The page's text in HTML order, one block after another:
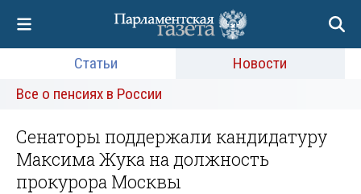
Статьи
Новости
Все о пенсиях в России
Сенаторы поддержали кандидатуру
Максима Жука на должность
прокурора Москвы